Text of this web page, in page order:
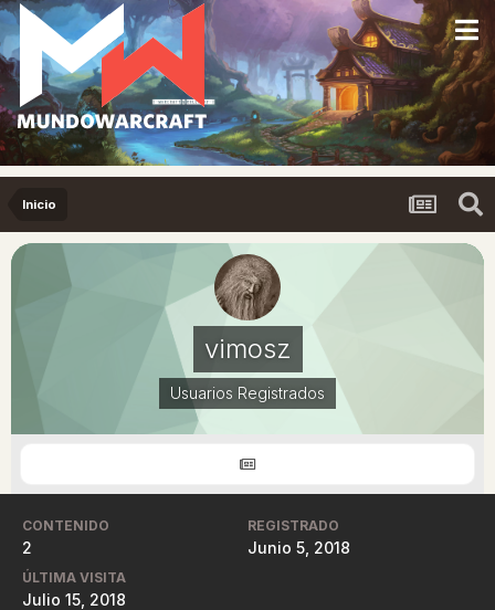
Inicio
vimosz
Usuarios Registrados
CONTENIDO
2
REGISTRADO
Junio 5, 2018
ÚLTIMA VISITA
Julio 15, 2018